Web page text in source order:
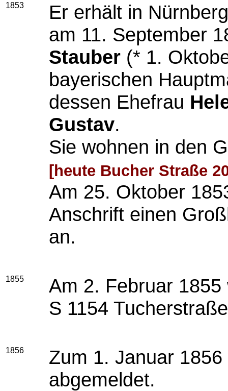
1853
Er erhält in
am 11. September
Stauber (* 1.
bayerischen
dessen Ehefrau
Gustav.
Sie wohnen in den
[heute Bucher Straße
Am 25. Oktober
Anschrift einen
an.
1855
Am 2. Februar
S 1154
1856
Zum 1. Januar
abgemeldet.